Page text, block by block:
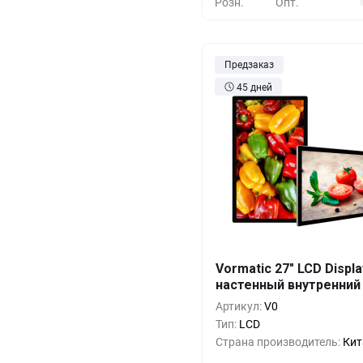
Предзаказ
45 дней
Vormatic 27" LCD
настенный внутренний
Артикул:V0
Тип: LCD
Страна производитель:
Кол-во Выгода За 1
1+ 0%